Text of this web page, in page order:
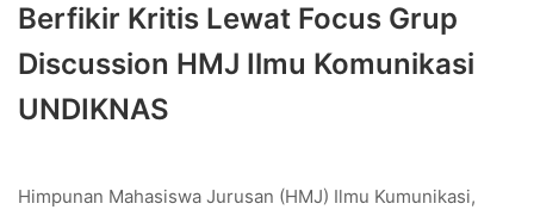
Berfikir Kritis Lewat Focus Grup
Discussion HMJ Ilmu Komunikasi
UNDIKNAS
Himpunan Mahasiswa Jurusan (HMJ) Ilmu Kumunikasi,